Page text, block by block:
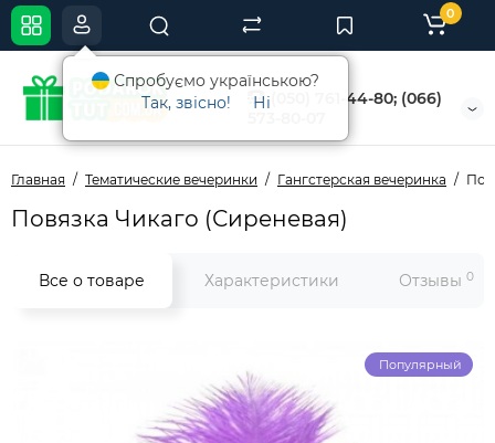
(050) 761-44-80; (066)
0
Главная Тематические вечеринки Гангстерская вечеринка
Повязка Чикаго (Сиреневая)
Все о товаре Характеристики Отзывы 0
Популярный
Спробуємо українською?
Так, звісно!
Ні